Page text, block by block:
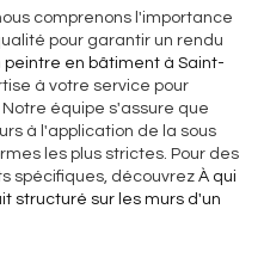
nous comprenons l'importance
pour garantir un rendu
peintre en bâtiment à Saint-
à votre service pour
équipe s'assure que
à l'application de la sous
les plus strictes. Pour des
spécifiques, découvrez À qui
structuré sur les murs d'un